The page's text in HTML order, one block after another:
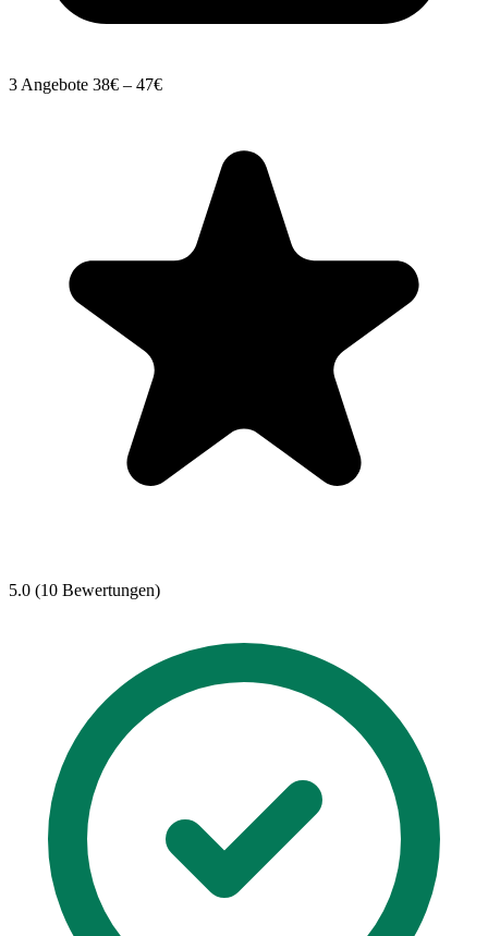
3 Angebote 38€ – 47€
5.0 (10 Bewertungen)